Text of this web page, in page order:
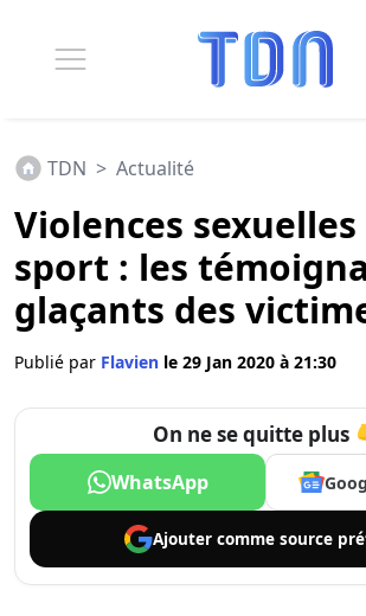
TDN > Actualité
Violences
sport : les
glaçants des
Publié par Flavien le 29 Jan 2020 à 21:30
On ne se quitte plus
WhatsApp
Ajouter comme source